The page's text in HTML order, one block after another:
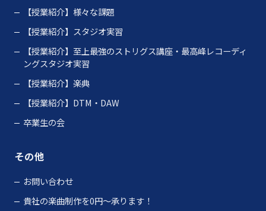
【授業紹介】様々な課題
【授業紹介】スタジオ実習
【授業紹介】至上最強のストリグス講座・最高峰レコーディ
ングスタジオ実習
【授業紹介】楽典
【授業紹介】DTM・DAW
卒業生の会
その他
お問い合わせ
貴社の楽曲制作を0円～承ります！